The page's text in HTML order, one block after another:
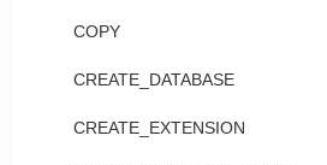
COPY
CREATE_DATABASE
CREATE_EXTENSION